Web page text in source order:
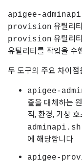
apigee-
provision 유틸리
provision 유틸리
유틸리티를 작업을 수
두 도구의 주요 차이
apigee-
출을 대체하는
직, 환경, 가상
adminapi.sh
에 해당합니다
apigee-